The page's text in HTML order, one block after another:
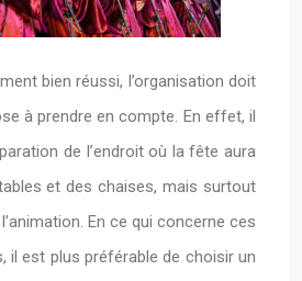
bien réussi, l’organisation doit
à prendre en compte. En effet, il
de l’endroit où la fête aura
et des chaises, mais surtout
En ce qui concerne ces
il est plus préférable de choisir un